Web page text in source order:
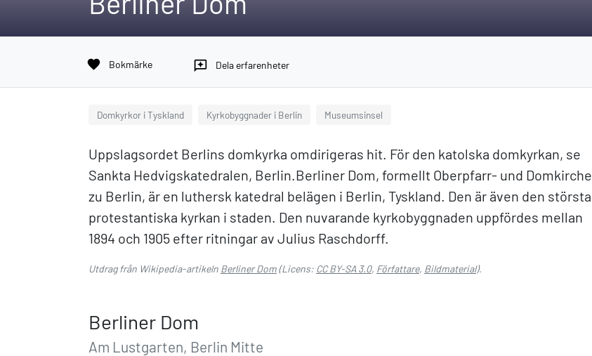
favorite Bokmärke reviews Dela erfarenheter
Domkyrkor i Tyskland Kyrkobyggnader i Berlin Museumsinsel
Uppslagsordet Berlins domkyrka omdirigeras hit. För den katolska domkyrkan, se
Sankta Hedvigskatedralen, Berlin.Berliner Dom, formellt Oberpfarr- und Domkirche
zu Berlin, är en luthersk katedral belägen i Berlin, Tyskland. Den är även den största
protestantiska kyrkan i staden. Den nuvarande kyrkobyggnaden uppfördes mellan
1894 och 1905 efter ritningar av Julius Raschdorff.
Utdrag från Wikipedia-artikeln Berliner Dom(Licens: CC BY-SA 3.0, Författare, Bildmaterial).
Berliner Dom
Am Lustgarten, Berlin Mitte